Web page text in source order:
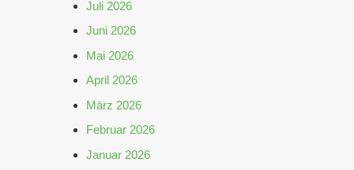
Juli 2026
Juni 2026
Mai 2026
April 2026
März 2026
Februar 2026
Januar 2026